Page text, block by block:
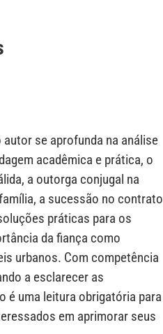
se aprofunda na análise
acadêmica e prática, o
a outorga conjugal na
a sucessão no contrato
práticas para os
da fiança como
urbanos. Com competência
a esclarecer as
é uma leitura obrigatória para
em aprimorar seus